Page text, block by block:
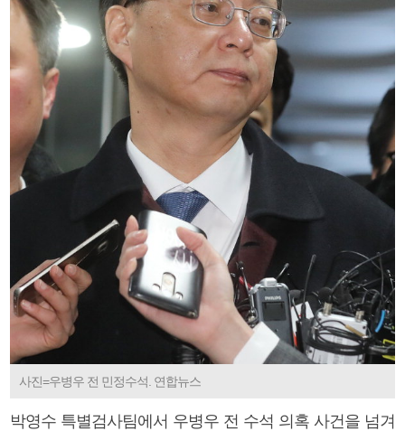
사진=우병우 전 민정수석. 연합뉴스
박영수 특별검사팀에서 우병우 전 수석 의혹 사건을 넘겨